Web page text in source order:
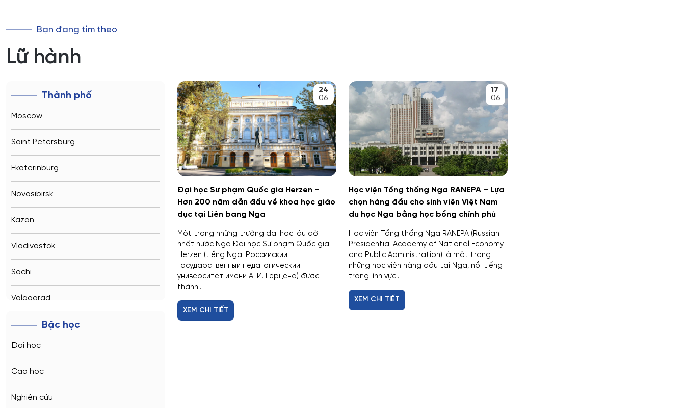
Bạn đang tìm theo
Lữ hành
Thành phố
Moscow
Saint Petersburg
Ekaterinburg
Novosibirsk
Kazan
Vladivostok
Sochi
Volgograd
Kaliningrad
Vladimir
Saratov
Stavropol
Bậc học
Đại học
Cao học
Nghiên cứu
24
06
Đại học Sư phạm Quốc gia Herzen –
Hơn 200 năm dẫn đầu về khoa học giáo
dục tại Liên bang Nga
Một trong những trường đại học lâu đời
nhất nước Nga Đại học Sư phạm Quốc gia
Herzen (tiếng Nga: Российский
государственный педагогический
университет имени А. И. Герцена) được
thành...
XEM CHI TIẾT
17
06
Học viện Tổng thống Nga RANEPA – Lựa
chọn hàng đầu cho sinh viên Việt Nam
du học Nga bằng học bổng chính phủ
Học viện Tổng thống Nga RANEPA (Russian
Presidential Academy of National Economy
and Public Administration) là một trong
những học viện hàng đầu tại Nga, nổi tiếng
trong lĩnh vực...
XEM CHI TIẾT